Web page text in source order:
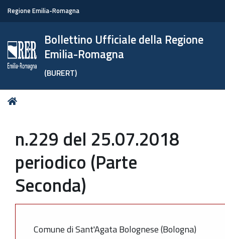
Regione Emilia-Romagna
Bollettino Ufficiale della Regione
Emilia-Romagna
(BURERT)
Tu
n.229 del 25.07.2018
periodico (Parte
Seconda)
Comune di Sant'Agata Bolognese (Bologna)